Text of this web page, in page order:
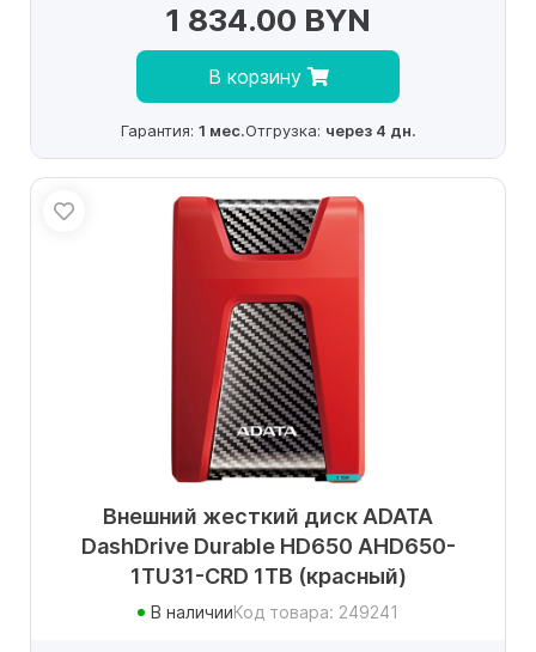
1 834.00 BYN
В корзину
Гарантия: 1 мес.Отгрузка: через 4 дн.
Внешний жесткий диск ADATA
DashDrive Durable HD650 AHD650-
1TU31-CRD 1TB (красный)
В наличииКод товара: 249241